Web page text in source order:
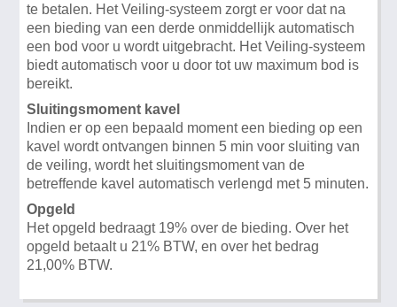
te betalen. Het Veiling-systeem zorgt er voor dat na
een bieding van een derde onmiddellijk automatisch
een bod voor u wordt uitgebracht. Het Veiling-systeem
biedt automatisch voor u door tot uw maximum bod is
bereikt.
Sluitingsmoment kavel
Indien er op een bepaald moment een bieding op een
kavel wordt ontvangen binnen 5 min voor sluiting van
de veiling, wordt het sluitingsmoment van de
betreffende kavel automatisch verlengd met 5 minuten.
Opgeld
Het opgeld bedraagt 19% over de bieding. Over het
opgeld betaalt u 21% BTW, en over het bedrag
21,00% BTW.